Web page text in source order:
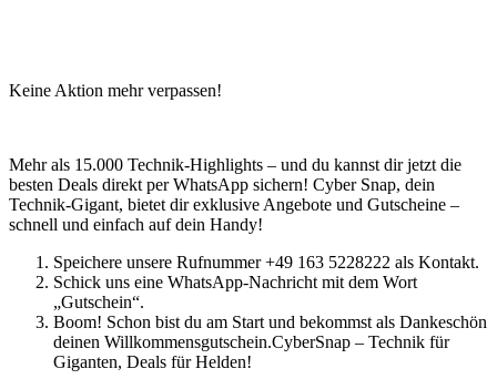
Keine Aktion mehr verpassen!
Mehr als 15.000 Technik-Highlights – und du kannst dir jetzt die
besten Deals direkt per WhatsApp sichern! Cyber Snap, dein
Technik-Gigant, bietet dir exklusive Angebote und Gutscheine –
schnell und einfach auf dein Handy!
Speichere unsere Rufnummer +49 163 5228222 als Kontakt.
Schick uns eine WhatsApp-Nachricht mit dem Wort
„Gutschein“.
Boom! Schon bist du am Start und bekommst als Dankeschön
deinen Willkommensgutschein.CyberSnap – Technik für
Giganten, Deals für Helden!